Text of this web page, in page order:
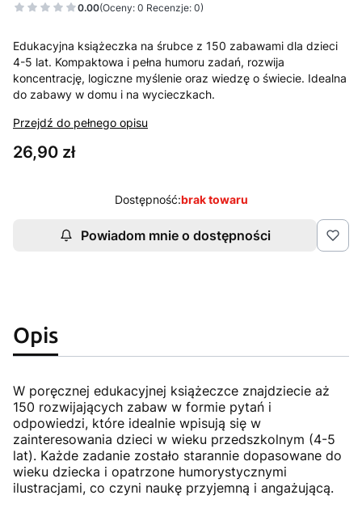
0.00(Oceny: 0 Recenzje: 0)
Edukacyjna książeczka na śrubce z 150 zabawami dla dzieci
4-5 lat. Kompaktowa i pełna humoru zadań, rozwija
koncentrację, logiczne myślenie oraz wiedzę o świecie. Idealna
do zabawy w domu i na wycieczkach.
Przejdź do pełnego opisu
Cena
26,90 zł
Dostępność:brak towaru
Powiadom mnie o dostępności
Opis
W poręcznej edukacyjnej książeczce znajdziecie aż
150 rozwijających zabaw w formie pytań i
odpowiedzi, które idealnie wpisują się w
zainteresowania dzieci w wieku przedszkolnym (4-5
lat). Każde zadanie zostało starannie dopasowane do
wieku dziecka i opatrzone humorystycznymi
ilustracjami, co czyni naukę przyjemną i angażującą.